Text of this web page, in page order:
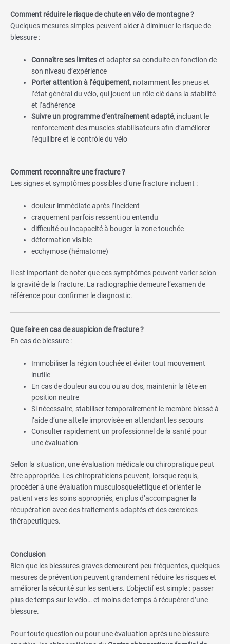
Comment réduire le risque de chute en vélo de montagne ?
Quelques mesures simples peuvent aider à diminuer le risque de
blessure :
Connaître ses limiteset adapter sa conduite en fonction de
son niveau d’expérience
Porter attention à l’équipement, notamment les pneus et
l’état général du vélo, qui jouent un rôle clé dans la stabilité
et l’adhérence
Suivre un programme d’entraînement adapté, incluant le
renforcement des muscles stabilisateurs afin d’améliorer
l’équilibre et le contrôle du vélo
Comment reconnaître une fracture ?
Les signes et symptômes possibles d’une fracture incluent :
douleur immédiate après l’incident
craquement parfois ressenti ou entendu
difficulté ou incapacité à bouger la zone touchée
déformation visible
ecchymose (hématome)
Il est important de noter que ces symptômes peuvent varier selon
la gravité de la fracture. La radiographie demeure l’examen de
référence pour confirmer le diagnostic.
Que faire en cas de suspicion de fracture ?
En cas de blessure :
Immobiliser la région touchée et éviter tout mouvement
inutile
En cas de douleur au cou ou au dos, maintenir la tête en
position neutre
Si nécessaire, stabiliser temporairement le membre blessé à
l’aide d’une attelle improvisée en attendant les secours
Consulter rapidement un professionnel de la santé pour
une évaluation
Selon la situation, une évaluation médicale ou chiropratique peut
être appropriée. Les chiropraticiens peuvent, lorsque requis,
procéder à une évaluation musculosquelettique et orienter le
patient vers les soins appropriés, en plus d’accompagner la
récupération avec des traitements adaptés et des exercices
thérapeutiques.
Conclusion
Bien que les blessures graves demeurent peu fréquentes, quelques
mesures de prévention peuvent grandement réduire les risques et
améliorer la sécurité sur les sentiers. L’objectif est simple : passer
plus de temps sur le vélo… et moins de temps à récupérer d’une
blessure.
Pour toute question ou pour une évaluation après une blessure